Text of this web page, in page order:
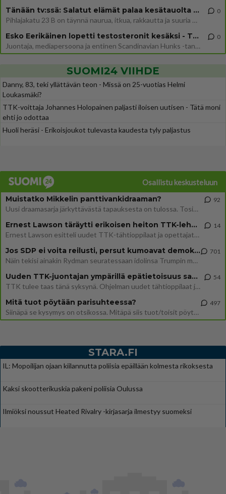
Tänään tv:ssä: Salatut elämät palaa kesätauolta - Tässä hieman juonipaljastuksia
Pihlajakatu 23 B on täynnä naurua, itkua, rakkautta ja suuria salaisuuksia. Suomalaisten yksi pitkäikäisimmistä draamas
0
Esko Eerikäinen lopetti testosteronit kesäksi - Tämä ikävä vaikutus iski heti
Juontaja, mediapersoona ja entinen Scandinavian Hunks -tanssija Esko Eerikäinen on tunnettu avoimuudestaan. Nyt Eerikäi
0
SUOMI24 VIIHDE
Danny, 83, teki yllättävän teon - Missä on 25-vuotias Helmi
Loukasmäki?
TTK-voittaja Johannes Holopainen paljasti iloisen uutisen - Tätä moni
ehti jo odottaa
Huoli heräsi - Erikoisjoukot tulevasta kaudesta tyly paljastus
Osallistu keskusteluun
Muistatko Mikkelin panttivankidraaman?
Uusi draamasarja järkyttävästä tapauksesta on tulossa. Tositapahtumiin perustuva sarja ammentaa vuoden 1986 Mikkelin pan
92
Ernest Lawson täräytti erikoisen heiton TTK-lehdistötilaisuudessa: " Onko tässä tarkoituksena...?"
Ernest Lawson esitteli uudet TTK-tähtioppilaat ja opettajat torstaina 6.8. lehdistölle. Tulevalla kaudella on yksi hausk
14
Jos SDP ei voita reilusti, persut kumoavat demokratian Suomesta
Näin tekisi ainakin Rydman seuratessaan idolinsa Trumpin mallia https://www.is.fi/politiikka/art-2000012187244.html
701
Uuden TTK-juontajan ympärillä epätietoisuus sakenee - Nyt MTV hämmentää soppaa
TTK tulee taas tänä syksynä. Ohjelman uudet tähtioppilaat julkistetaan torstaina 6. elokuuta klo 14 alkavassa lehdistö
54
Mitä tuot pöytään parisuhteessa?
Siinäpä se kysymys on otsikossa. Mitäpä siis tuot/toisit pöytään parisuhteessa? Oletko mies vai nainen? Koetko sen mitä
497
STARA.FI
IL: Mopoilijan ojaan kiilannutta poliisia epäillään kolmesta rikoksesta
Kaksi skootterikuskia pakeni poliisia Oulussa
Ilmiöksi noussut Heated Rivalry -kirjasarja ilmestyy suomeksi